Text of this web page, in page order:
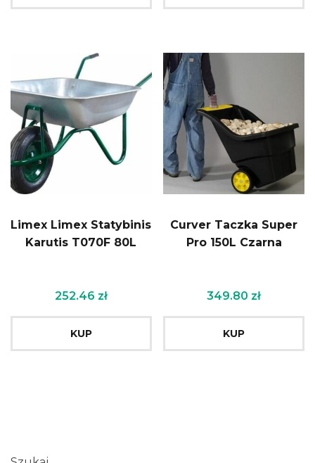
Limex Limex Statybinis
Karutis T070F 80L
252.46 zł
KUP
Curver Taczka Super
Pro 150L Czarna
349.80 zł
KUP